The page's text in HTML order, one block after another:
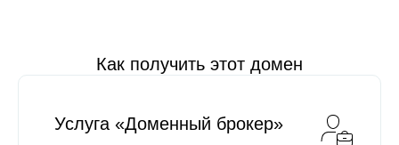
Как получить этот домен
Услуга «Доменный брокер»